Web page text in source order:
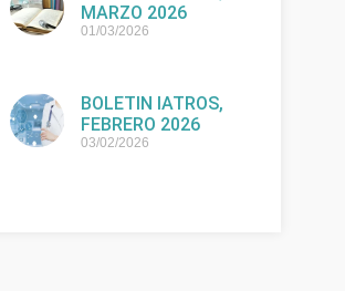
MARZO 2026
01/03/2026
BOLETIN IATROS,
FEBRERO 2026
03/02/2026